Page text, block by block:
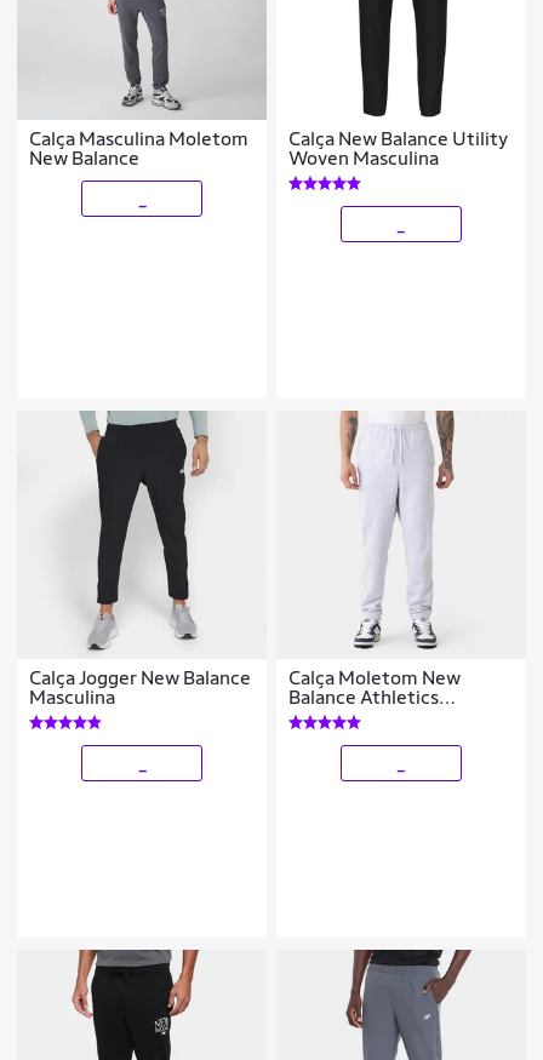
Calça Masculina Moletom
New Balance
Calça New Balance Utility
Woven Masculina
Calça Jogger New Balance
Masculina
Calça Moletom New
Balance Athletics
Masculina